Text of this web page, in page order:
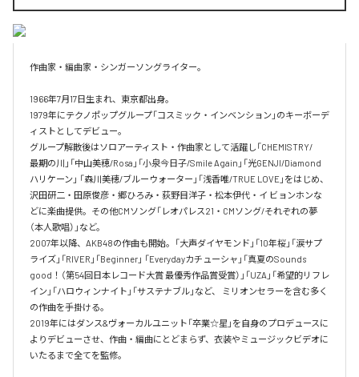
作曲家・編曲家・シンガーソングライター。
1966年7月17日生まれ、東京都出身。
1979年にテクノポップグループ「コスミック・インベンション」のキーボーデ
ィストとしてデビュー。
グループ解散後はソロアーティスト・作曲家として活躍し「CHEMISTRY/
最期の川」「中山美穂/Rosa」「小泉今日子/Smile Again」「光GENJI/Diamond
ハリケーン」 「森川美穂/ブルーウォーター」「浅香唯/TRUE LOVE」をはじめ、
沢田研二・田原俊彦・郷ひろみ・荻野目洋子・松本伊代・イ ビョンホンな
どに楽曲提供。その他CMソング「レオパレス21・CMソング/それぞれの夢
（本人歌唱）」など。
2007年以降、AKB48の作曲も開始。「大声ダイヤモンド」「10年桜」「涙サプ
ライズ」「RIVER」「Beginner」 「Everydayカチューシャ」「真夏のSounds
good！（第54回日本レコード大賞 最優秀作品賞受賞）」「UZA」「希望的リフレ
イン」「ハロウィンナイト」「サステナブル」など、 ミリオンセラーを含む多く
の作曲を手掛ける。
2019年にはダンス&ヴォーカルユニット「卒業☆星」を自身のプロデュースに
よりデビューさせ、作曲・編曲にとどまらず、衣装やミュージックビデオに
いたるまで全てを監修。